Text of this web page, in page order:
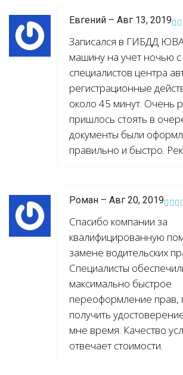
Евгений – Авг 13, 2019
Записался в ГИБДД
машину на учет ночью
специалистов центра
регистрационные
около 45 минут. Очень
пришлось стоять в
документы были
правильно и быстро.
Роман – Авг 20, 2019
Спасибо компании за
квалифицированную
замене водительских
Специалисты
максимально быстрое
переоформление прав,
получить
мне время. Качество
отвечает стоимости.